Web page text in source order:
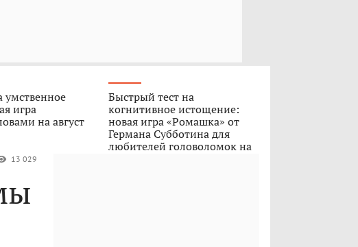
умственное
игра
на август
Быстрый тест на
когнитивное истощение:
новая игра «Ромашка» от
Германа Субботина для
любителей головоломок на
13 029